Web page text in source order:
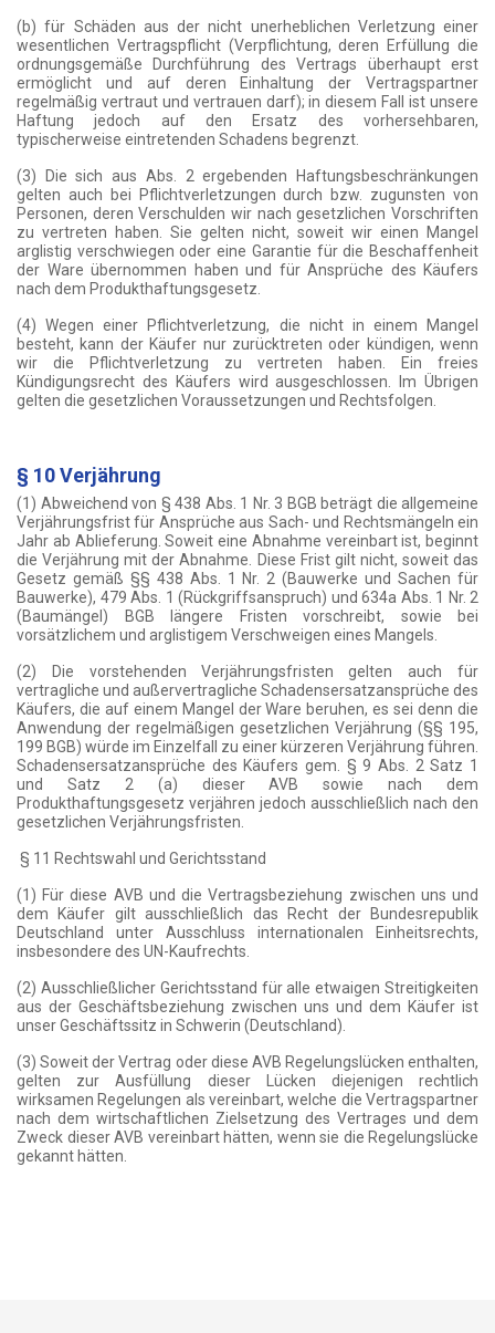
(b) für Schäden aus der nicht unerheblichen Verletzung einer
wesentlichen Vertragspflicht (Verpflichtung, deren Erfüllung die
ordnungsgemäße Durchführung des Vertrags überhaupt erst
ermöglicht und auf deren Einhaltung der Vertragspartner
regelmäßig vertraut und vertrauen darf); in diesem Fall ist unsere
Haftung jedoch auf den Ersatz des vorhersehbaren,
typischerweise eintretenden Schadens begrenzt.
(3) Die sich aus Abs. 2 ergebenden Haftungsbeschränkungen
gelten auch bei Pflichtverletzungen durch bzw. zugunsten von
Personen, deren Verschulden wir nach gesetzlichen Vorschriften
zu vertreten haben. Sie gelten nicht, soweit wir einen Mangel
arglistig verschwiegen oder eine Garantie für die Beschaffenheit
der Ware übernommen haben und für Ansprüche des Käufers
nach dem Produkthaftungsgesetz.
(4) Wegen einer Pflichtverletzung, die nicht in einem Mangel
besteht, kann der Käufer nur zurücktreten oder kündigen, wenn
wir die Pflichtverletzung zu vertreten haben. Ein freies
Kündigungsrecht des Käufers wird ausgeschlossen. Im Übrigen
gelten die gesetzlichen Voraussetzungen und Rechtsfolgen.
§ 10 Verjährung
(1) Abweichend von § 438 Abs. 1 Nr. 3 BGB beträgt die allgemeine
Verjährungsfrist für Ansprüche aus Sach- und Rechtsmängeln ein
Jahr ab Ablieferung. Soweit eine Abnahme vereinbart ist, beginnt
die Verjährung mit der Abnahme. Diese Frist gilt nicht, soweit das
Gesetz gemäß §§ 438 Abs. 1 Nr. 2 (Bauwerke und Sachen für
Bauwerke), 479 Abs. 1 (Rückgriffsanspruch) und 634a Abs. 1 Nr. 2
(Baumängel) BGB längere Fristen vorschreibt, sowie bei
vorsätzlichem und arglistigem Verschweigen eines Mangels.
(2) Die vorstehenden Verjährungsfristen gelten auch für
vertragliche und außervertragliche Schadensersatzansprüche des
Käufers, die auf einem Mangel der Ware beruhen, es sei denn die
Anwendung der regelmäßigen gesetzlichen Verjährung (§§ 195,
199 BGB) würde im Einzelfall zu einer kürzeren Verjährung führen.
Schadensersatzansprüche des Käufers gem. § 9 Abs. 2 Satz 1
und Satz 2 (a) dieser AVB sowie nach dem
Produkthaftungsgesetz verjähren jedoch ausschließlich nach den
gesetzlichen Verjährungsfristen.
§ 11 Rechtswahl und Gerichtsstand
(1) Für diese AVB und die Vertragsbeziehung zwischen uns und
dem Käufer gilt ausschließlich das Recht der Bundesrepublik
Deutschland unter Ausschluss internationalen Einheitsrechts,
insbesondere des UN-Kaufrechts.
(2) Ausschließlicher Gerichtsstand für alle etwaigen Streitigkeiten
aus der Geschäftsbeziehung zwischen uns und dem Käufer ist
unser Geschäftssitz in Schwerin (Deutschland).
(3) Soweit der Vertrag oder diese AVB Regelungslücken enthalten,
gelten zur Ausfüllung dieser Lücken diejenigen rechtlich
wirksamen Regelungen als vereinbart, welche die Vertragspartner
nach dem wirtschaftlichen Zielsetzung des Vertrages und dem
Zweck dieser AVB vereinbart hätten, wenn sie die Regelungslücke
gekannt hätten.